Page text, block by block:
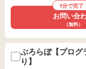
1分で完了
お問い合
（無料）
ぷろらぼ【プログ
り】